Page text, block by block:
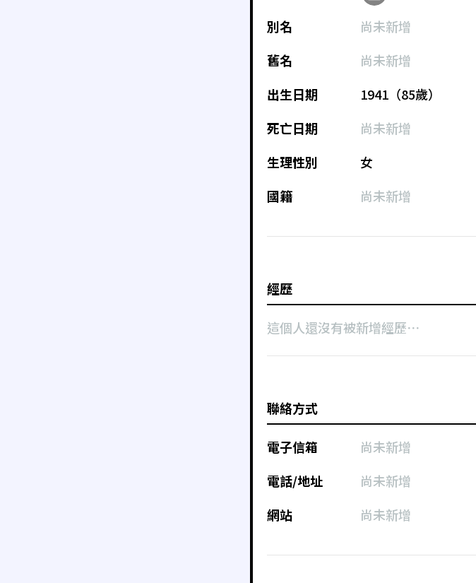
別名
尚未新增
舊名
尚未新增
出生日期
1941（85歲）
死亡日期
尚未新增
生理性別
女
國籍
尚未新增
經歷
這個人還沒有被新增經歷⋯
聯絡方式
電子信箱
尚未新增
電話/地址
尚未新增
網站
尚未新增